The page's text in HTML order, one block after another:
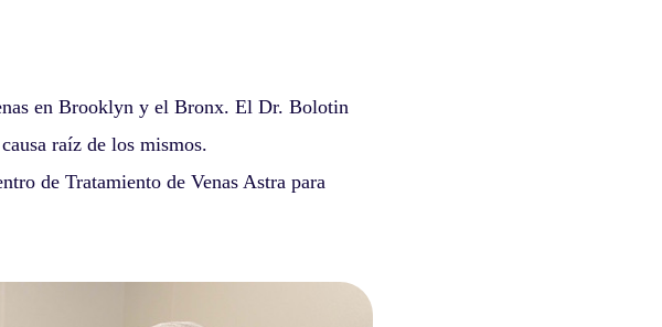
en Brooklyn y el Bronx. El Dr. Bolotin
raíz de los mismos.
de Tratamiento de Venas Astra para